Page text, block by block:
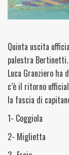
Quinta uscita
palestra Bertinetti.
Luca Granziero
c’è il ritorno
la fascia di
1- Coggiola
2- Miglietta